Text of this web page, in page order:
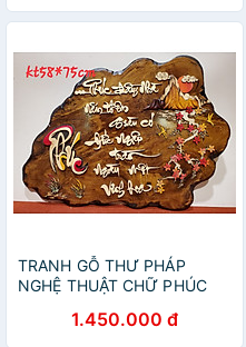
TRANH GỖ THƯ PHÁP
NGHỆ THUẬT CHỮ PHÚC
1.450.000 đ